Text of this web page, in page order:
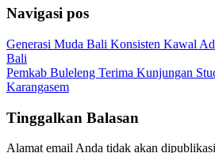
Navigasi pos
Generasi Muda Bali Konsisten Kawal
Bali
Pemkab Buleleng Terima Kunjungan
Karangasem
Tinggalkan Balasan
Alamat email Anda tidak akan